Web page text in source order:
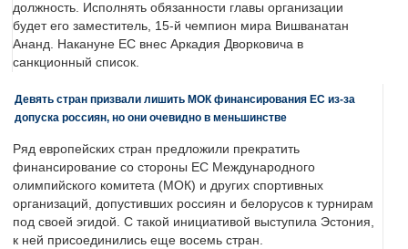
должность. Исполнять обязанности главы организации
будет его заместитель, 15-й чемпион мира Вишванатан
Ананд. Накануне ЕС внес Аркадия Дворковича в
санкционный список.
Девять стран призвали лишить МОК финансирования ЕС из-за
допуска россиян, но они очевидно в меньшинстве
Ряд европейских стран предложили прекратить
финансирование со стороны ЕС Международного
олимпийского комитета (МОК) и других спортивных
организаций, допустивших россиян и белорусов к турнирам
под своей эгидой. С такой инициативой выступила Эстония,
к ней присоединились еще восемь стран.